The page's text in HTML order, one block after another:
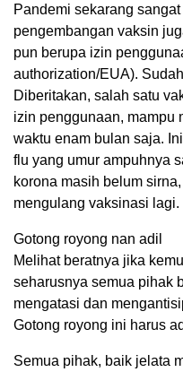
Pandemi sekarang
pengembangan vaksin
pun berupa izin
authorization/EUA).
Diberitakan, salah satu
izin penggunaan, mampu
waktu enam bulan saja.
flu yang umur ampuhnya
korona masih belum
mengulang vaksinasi lagi.
Gotong royong nan adil
Melihat beratnya jika
seharusnya semua pihak
mengatasi dan
Gotong royong ini harus
Semua pihak, baik jelata